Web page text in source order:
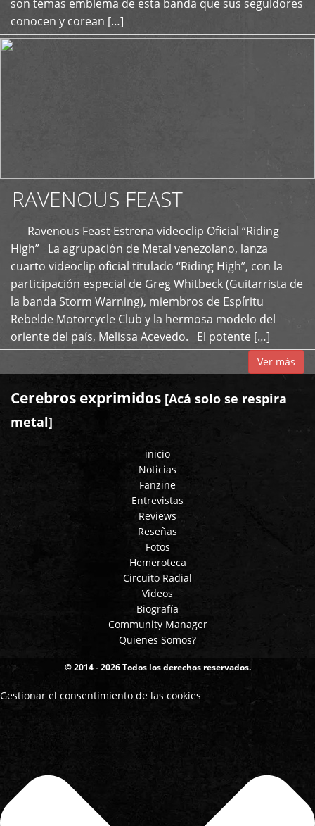
son temas emblema de esta banda que sus seguidores
conocen y corean […]
RAVENOUS FEAST
Ravenous Feast Estrena videoclip Oficial “Riding
High” La agrupación de Metal venezolano, lanza
cuarto videoclip oficial titulado “Riding High”, con la
participación especial de Greg Whitbeck (Guitarrista de
la banda Storm Warning), miembros de Espíritu
Rebelde Motorcycle Club y la hermosa modelo del
oriente del país, Melissa Acevedo. El potente […]
Ver más
Cerebros exprimidos [Acá solo se respira
metal]
inicio
Noticias
Fanzine
Entrevistas
Reviews
Reseñas
Fotos
Hemeroteca
Circuito Radial
Videos
Biografía
Community Manager
Quienes Somos?
© 2014 - 2026 Todos los derechos reservados.
Gestionar el consentimiento de las cookies